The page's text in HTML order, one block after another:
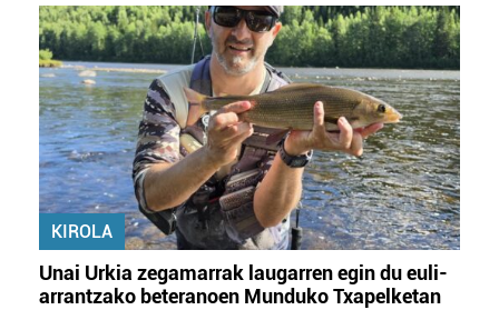
KIROLA
Unai Urkia zegamarrak laugarren egin du euli-
arrantzako beteranoen Munduko Txapelketan